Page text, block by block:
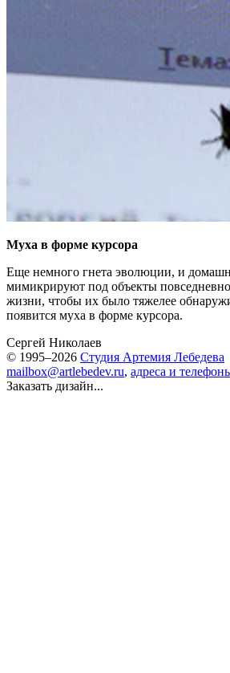
Муха в форме курсора
Еще немного гнета эволюции, и
мимикрируют под объекты
жизни, чтобы их было тяжелее
появится муха в форме курсора.
Сергей Николаев
© 1995–2026 Студия Артемия Лебедева
mailbox@artlebedev.ru, адреса и
Заказать дизайн...